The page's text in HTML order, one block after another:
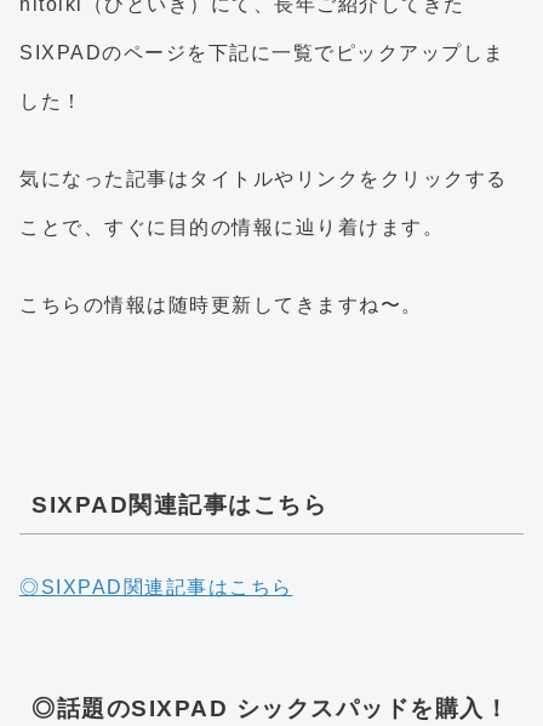
hitoiki（ひといき）にて、長年ご紹介してきた
SIXPADのページを下記に一覧でピックアップしま
した！
気になった記事はタイトルやリンクをクリックする
ことで、すぐに目的の情報に辿り着けます。
こちらの情報は随時更新してきますね〜。
SIXPAD関連記事はこちら
◎SIXPAD関連記事はこちら
◎話題のSIXPAD シックスパッドを購入！